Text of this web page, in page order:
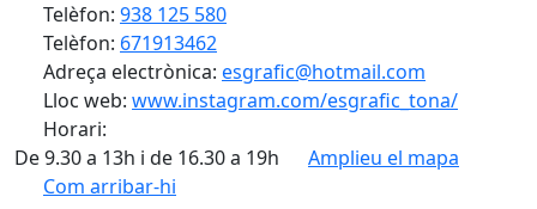
Telèfon: 938 125 580
Telèfon: 671913462
Adreça electrònica: esgrafic@hotmail.com
Lloc web: www.instagram.com/esgrafic_tona/
Horari:
De 9.30 a 13h i de 16.30 a 19h
Amplieu el mapa
Com arribar-hi